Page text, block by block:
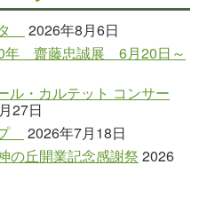
2026年8月6日
年 齋藤忠誠展 6月20日～
ル・カルテット コンサー
27日
2026年7月18日
の丘開業記念感謝祭 2026